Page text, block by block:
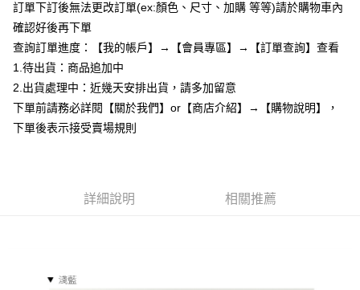
【關於「AFTEE先享後付」】
AFTEE先享後付是「在收到商品之後才付款」的支付方式。 讓您購物簡單
便利好安心！
１．簡單：不需註冊會員、不需綁卡、不需儲值。
２．便利：只要手機號碼，簡訊認證，即可結帳。
３．安心：先確認商品／服務後，再付款。
１．於結帳方式選擇「AFTEE先享後付」後，將跳轉至「AFTEE先享後付」
ATM／網路銀行／等多元方式進行付款，方視為交易完成。
※ 請注意：結帳手續完成當下不需立刻繳費，但若您需要取消訂單，請聯絡
客戶支援中心」
ATM付款
運送方式
全家付款取貨
每筆NT$85，滿NT$799(含以上)免運費
訂單下訂後無法更改訂單(ex:顏色、尺寸、加購 等等)請於購物車內
確認好後再下單
查詢訂單進度：【我的帳戶】→【會員專區】→【訂單查詢】查看
1.待出貨：商品追加中
2.出貨處理中：近幾天安排出貨，請多加留意
下單前請務必詳閱【關於我們】or【商店介紹】→【購物說明】，
下單後表示接受賣場規則
詳細說明 相關推薦